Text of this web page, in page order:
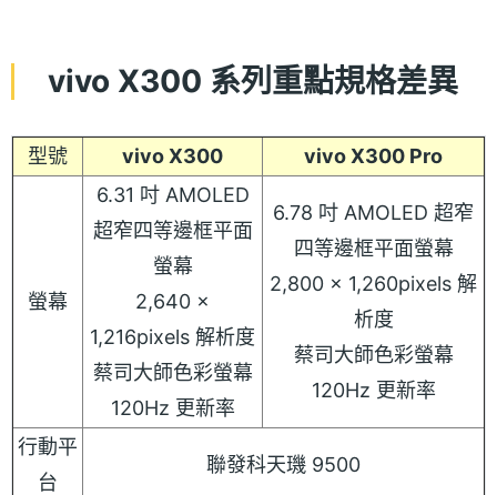
vivo X300 系列重點規格差異
型號 vivo X300 vivo X300 Pro
螢幕
6.31 吋 AMOLED
超窄四等邊框平面
螢幕
2,640 ×
1,216pixels 解析度
蔡司大師色彩螢幕
120Hz 更新率
6.78 吋 AMOLED 超窄
四等邊框平面螢幕
2,800 × 1,260pixels 解
析度
蔡司大師色彩螢幕
120Hz 更新率
行動平
台
聯發科天璣 9500